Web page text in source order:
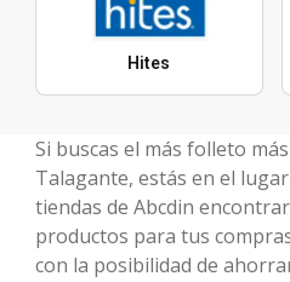
Hites
Si buscas el más folleto
Talagante, estás en el
tiendas de Abcdin
productos para tus
con la posibilidad de